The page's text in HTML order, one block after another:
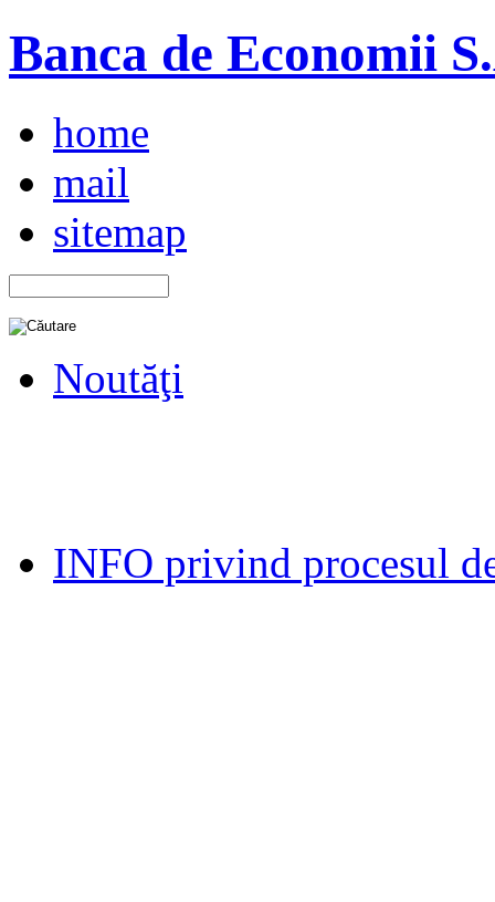
Banca de Economii
home
mail
sitemap
Noutăţi
INFO privind procesul